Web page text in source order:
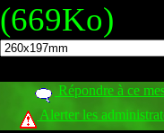
(669Ko)
Répondre à ce
Alerter les